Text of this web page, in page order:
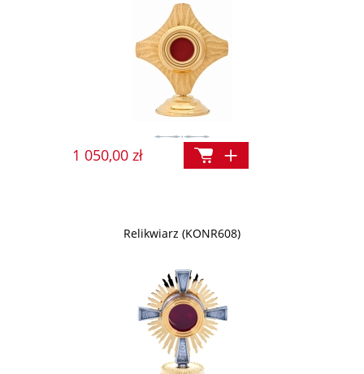
1 050,00 zł
Relikwiarz (KONR608)